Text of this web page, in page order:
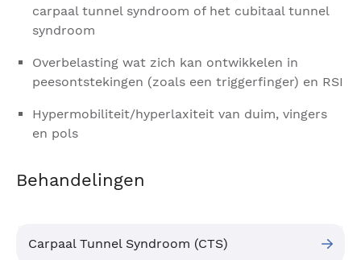
carpaal tunnel syndroom of het cubitaal tunnel
syndroom
Overbelasting wat zich kan ontwikkelen in
peesontstekingen (zoals een triggerfinger) en RSI
Hypermobiliteit/hyperlaxiteit van duim, vingers
en pols
Behandelingen
Carpaal Tunnel Syndroom (CTS)